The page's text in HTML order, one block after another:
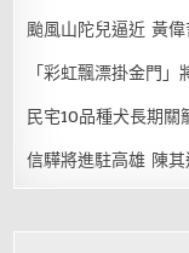
颱風山陀兒逼近 黃
「彩虹飄漂掛金門
民宅10品種犬長期
信驊將進駐高雄 陳